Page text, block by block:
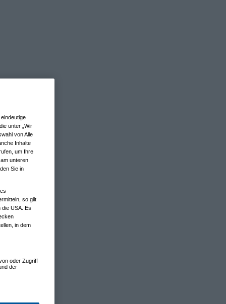
unter „Wir
von Alle
Inhalte
um Ihre
unteren
Sie in
so gilt
die USA. Es
in dem
oder Zugriff
der